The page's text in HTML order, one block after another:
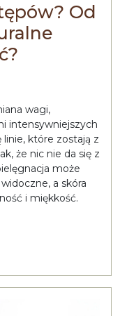
Od
wagi,
intensywniejszych
linie, które zostają z
że nic nie da się z
może
a skóra
i miękkość.